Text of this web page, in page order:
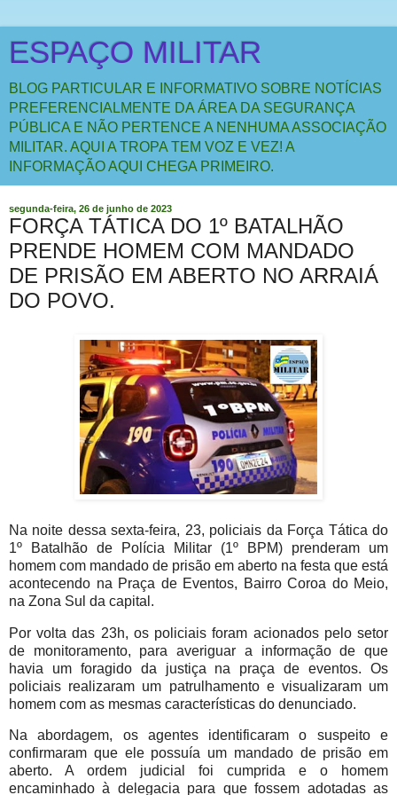
ESPAÇO MILITAR
BLOG PARTICULAR E INFORMATIVO SOBRE NOTÍCIAS
PREFERENCIALMENTE DA ÁREA DA SEGURANÇA
PÚBLICA E NÃO PERTENCE A NENHUMA ASSOCIAÇÃO
MILITAR. AQUI A TROPA TEM VOZ E VEZ! A
INFORMAÇÃO AQUI CHEGA PRIMEIRO.
segunda-feira, 26 de junho de 2023
FORÇA TÁTICA DO 1º BATALHÃO
PRENDE HOMEM COM MANDADO
DE PRISÃO EM ABERTO NO ARRAIÁ
DO POVO.
Na noite dessa sexta-feira, 23, policiais da Força Tática do
1º Batalhão de Polícia Militar (1º BPM) prenderam um
homem com mandado de prisão em aberto na festa que está
acontecendo na Praça de Eventos, Bairro Coroa do Meio,
na Zona Sul da capital.
Por volta das 23h, os policiais foram acionados pelo setor
de monitoramento, para averiguar a informação de que
havia um foragido da justiça na praça de eventos. Os
policiais realizaram um patrulhamento e visualizaram um
homem com as mesmas características do denunciado.
Na abordagem, os agentes identificaram o suspeito e
confirmaram que ele possuía um mandado de prisão em
aberto. A ordem judicial foi cumprida e o homem
encaminhado à delegacia para que fossem adotadas as